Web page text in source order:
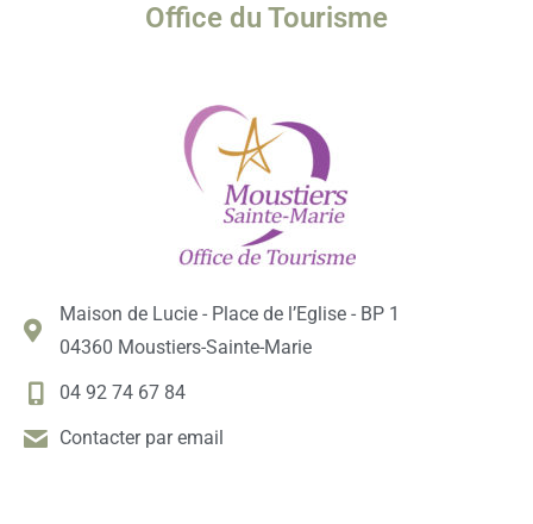
Office du Tourisme
Maison de Lucie - Place de l’Eglise - BP 1
04360 Moustiers-Sainte-Marie
04 92 74 67 84
Contacter par email